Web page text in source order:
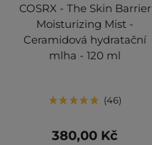
COSRX - The Skin Barrier
Moisturizing Mist -
Ceramidová hydratační
mlha - 120 ml
46
380,00 Kč